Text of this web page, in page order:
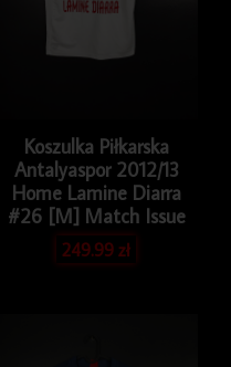
Koszulka Piłkarska
Antalyaspor 2012/13
Home Lamine Diarra
#26 [M] Match Issue
249.99zł